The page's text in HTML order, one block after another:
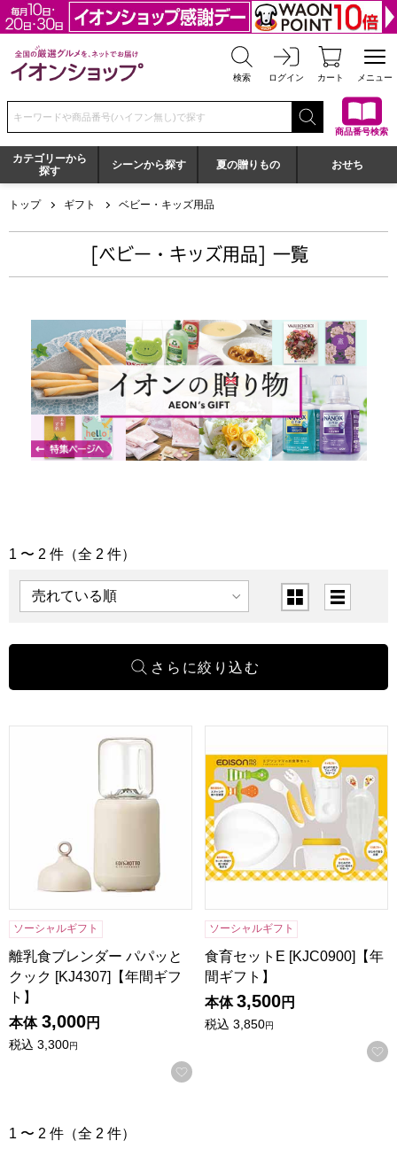
全国の厳選グルメを、ネットでお届け イオンショップ
検索 ログイン カート メニュー
検索キーワードまたは商品番号を入力してください
商品番号検索
カテゴリーから
探す
シーンから探す 夏の贈りもの おせち
トップ ギフト ベビー・キッズ用品
[ベビー・キッズ用品] 一覧
「ベビー・キッズ用品」の商品一覧
1 〜 2 件（全 2 件）
表示順 表示切替
離乳食ブレンダー パパッとクック [KJ4307]【年間ギフト】
ソーシャルギフト
離乳食ブレンダー パパッと
クック [KJ4307]【年間ギフ
ト】
本体 3,000円
税込 3,300円
お気に入りに登録する
ソーシャルギフト
食育セットE [KJC0900]【年
間ギフト】
本体 3,500円
税込 3,850円
1 〜 2 件（全 2 件）